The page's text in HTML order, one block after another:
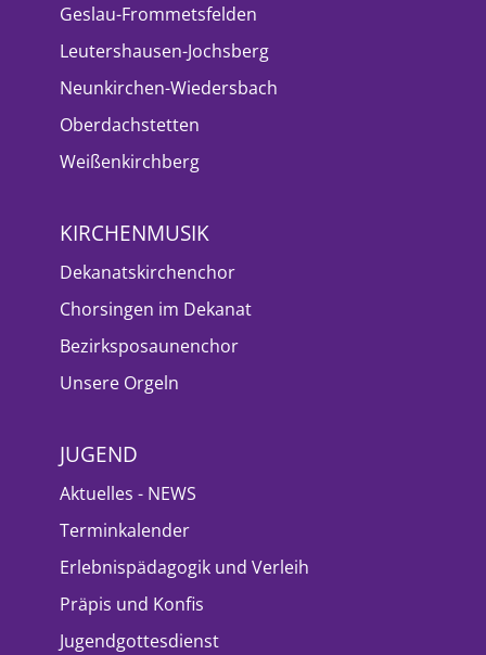
Geslau-Frommetsfelden
Leutershausen-Jochsberg
Neunkirchen-Wiedersbach
Oberdachstetten
Weißenkirchberg
KIRCHENMUSIK
Dekanatskirchenchor
Chorsingen im Dekanat
Bezirksposaunenchor
Unsere Orgeln
JUGEND
Aktuelles - NEWS
Terminkalender
Erlebnispädagogik und Verleih
Präpis und Konfis
Jugendgottesdienst